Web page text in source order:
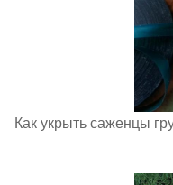
Как укрыть саженцы